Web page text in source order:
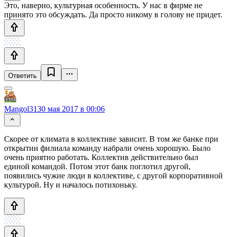
Это, наверно, культурная особенность. У нас в фирме не
принято это обсуждать. Да просто никому в голову не придет.
Ответить
Mangol3130 мая 2017 в 00:06
Скорее от климата в коллективе зависит. В том же банке при
открытии филиала команду набрали очень хорошую. Было
очень приятно работать. Коллектив действительно был
единой командой. Потом этот банк поглотил другой,
появились чужие люди в коллективе, с другой корпоративной
культурой. Ну и началось потихоньку.